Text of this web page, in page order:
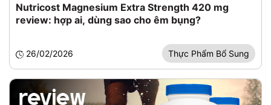
Nutricost Magnesium Extra Strength 420 mg
review: hợp ai, dùng sao cho êm bụng?
26/02/2026 Thực Phẩm Bổ Sung